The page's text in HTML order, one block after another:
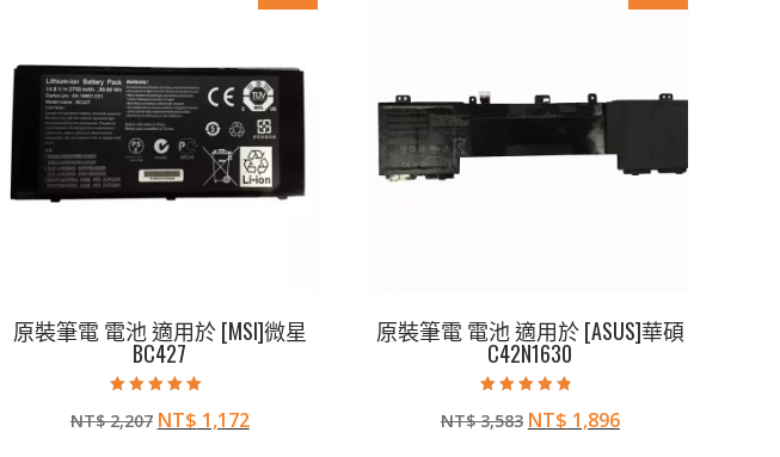
原裝筆電 電池 適用於 [MSI]微星
BC427
5.00
滿分 5
NT$2,207 原
NT$ 1,172目
原裝筆電 電池 適用於 [ASUS]華碩
C42N1630
4.50
滿分 5
NT$3,583 原
NT$ 1,896目